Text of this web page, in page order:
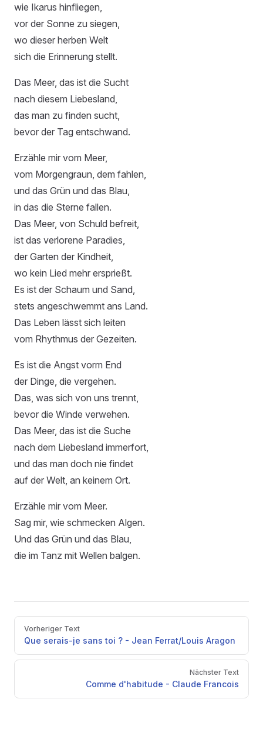
wie Ikarus hinfliegen,
vor der Sonne zu siegen,
wo dieser herben Welt
sich die Erinnerung stellt.
Das Meer, das ist die Sucht
nach diesem Liebesland,
das man zu finden sucht,
bevor der Tag entschwand.
Erzähle mir vom Meer,
vom Morgengraun, dem fahlen,
und das Grün und das Blau,
in das die Sterne fallen.
Das Meer, von Schuld befreit,
ist das verlorene Paradies,
der Garten der Kindheit,
wo kein Lied mehr ersprießt.
Es ist der Schaum und Sand,
stets angeschwemmt ans Land.
Das Leben lässt sich leiten
vom Rhythmus der Gezeiten.
Es ist die Angst vorm End
der Dinge, die vergehen.
Das, was sich von uns trennt,
bevor die Winde verwehen.
Das Meer, das ist die Suche
nach dem Liebesland immerfort,
und das man doch nie findet
auf der Welt, an keinem Ort.
Erzähle mir vom Meer.
Sag mir, wie schmecken Algen.
Und das Grün und das Blau,
die im Tanz mit Wellen balgen.
PagerVorheriger Text
Que serais-je sans toi ? - Jean Ferrat/Louis Aragon
Nächster Text
Comme d'habitude - Claude Francois